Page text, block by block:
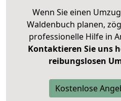
Wenn Sie einen
Waldenbuch planen,
professionelle Hilfe in
Kontaktieren Sie uns
reibungslosen
Kostenlose